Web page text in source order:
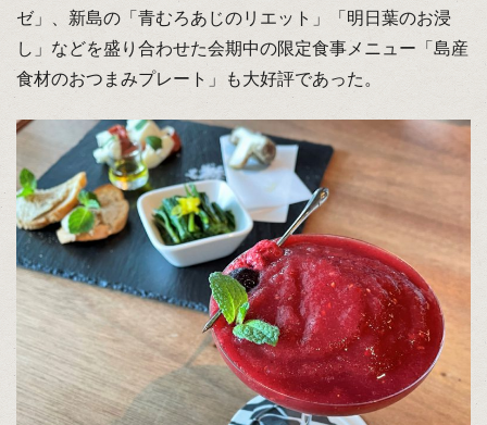
ゼ」、新島の「青むろあじのリエット」「明日葉のお浸
し」などを盛り合わせた会期中の限定食事メニュー「島産
食材のおつまみプレート」も大好評であった。